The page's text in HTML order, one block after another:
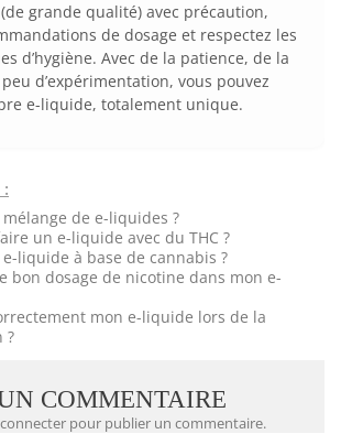
grande qualité) avec précaution,
de dosage et respectez les
d’hygiène. Avec de la patience, de la
d’expérimentation, vous pouvez
e-liquide, totalement unique.
de e-liquides ?
un e-liquide avec du THC ?
liquide à base de cannabis ?
bon dosage de nicotine dans mon e-
mon e-liquide lors de la
?
COMMENTAIRE
pour publier un commentaire.